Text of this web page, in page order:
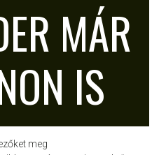
MÁR
IS
meg